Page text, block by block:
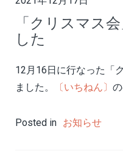
「クリスマス
した
12月16日に行なった「
ました。
〔いちねん〕
Posted in お知らせ